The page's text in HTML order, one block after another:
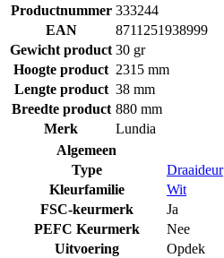
Productnummer 333244
EAN
8711251938999
Gewicht product 30 gr
Hoogte product 2315 mm
Lengte product 38 mm
Breedte product 880 mm
Merk
Lundia
Algemeen
Type
Draaideur
Kleurfamilie
Wit
FSC-keurmerk
Ja
PEFC Keurmerk
Nee
Uitvoering
Opdek